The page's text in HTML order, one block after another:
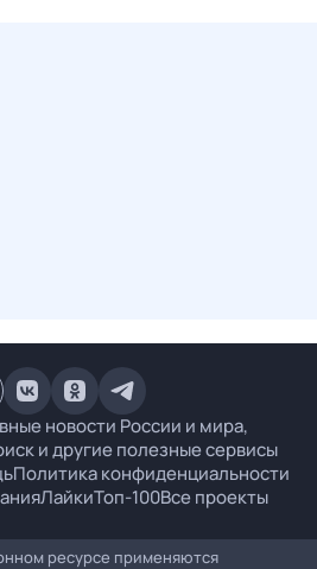
новости России и мира,
и другие полезные сервисы
Политика конфиденциальности
ЛайкиТоп-100Все проекты
ресурсе применяются